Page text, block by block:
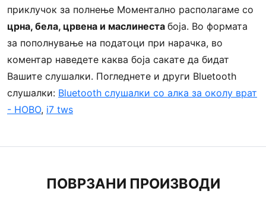
приклучок за полнење Моментално располагаме со
црна, бела, црвена и маслинеста боја. Во формата
за пополнување на податоци при нарачка, во
коментар наведете каква боја сакате да бидат
Вашите слушалки. Погледнете и други Bluetooth
слушалки: Bluetooth слушалки со алка за околу врат
- НОВО, i7 tws
ПОВРЗАНИ ПРОИЗВОДИ